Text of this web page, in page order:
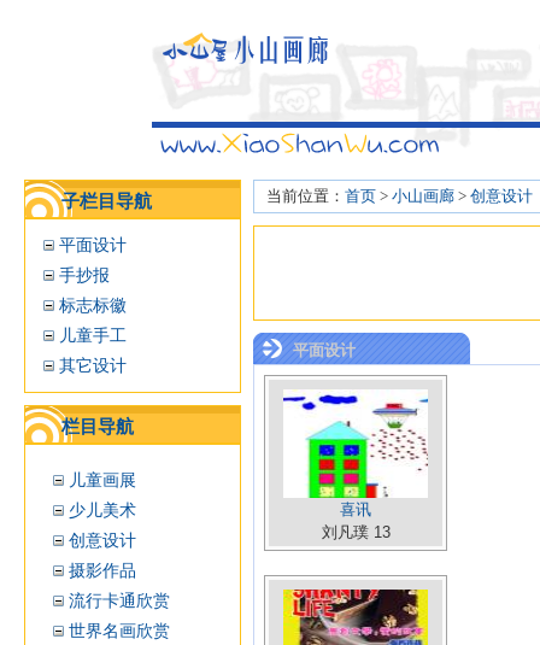
子栏目导航
平面设计
手抄报
标志标徽
儿童手工
其它设计
栏目导航
儿童画展
少儿美术
创意设计
摄影作品
流行卡通欣赏
世界名画欣赏
当前位置： 首页 > 小山画廊 > 创意设计
平面设计
喜讯
刘凡璞 13